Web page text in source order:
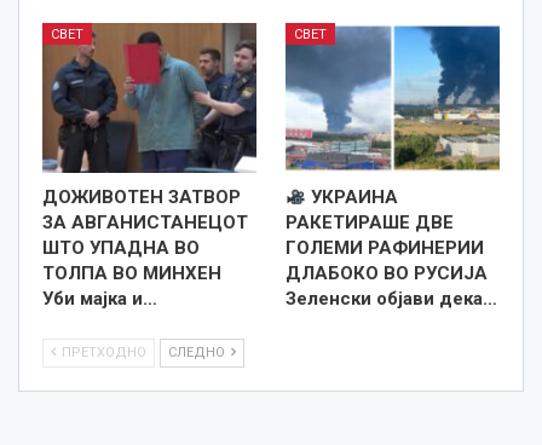
СВЕТ
ДОЖИВОТЕН ЗАТВОР
ЗА АВГАНИСТАНЕЦОТ
ШТО УПАДНА ВО
ТОЛПА ВО МИНХЕН
Уби мајка и…
СВЕТ
УКРАИНА
РАКЕТИРАШЕ ДВЕ
ГОЛЕМИ РАФИНЕРИИ
ДЛАБОКО ВО РУСИЈА
Зеленски објави дека…
ПРЕТХОДНО СЛЕДНО